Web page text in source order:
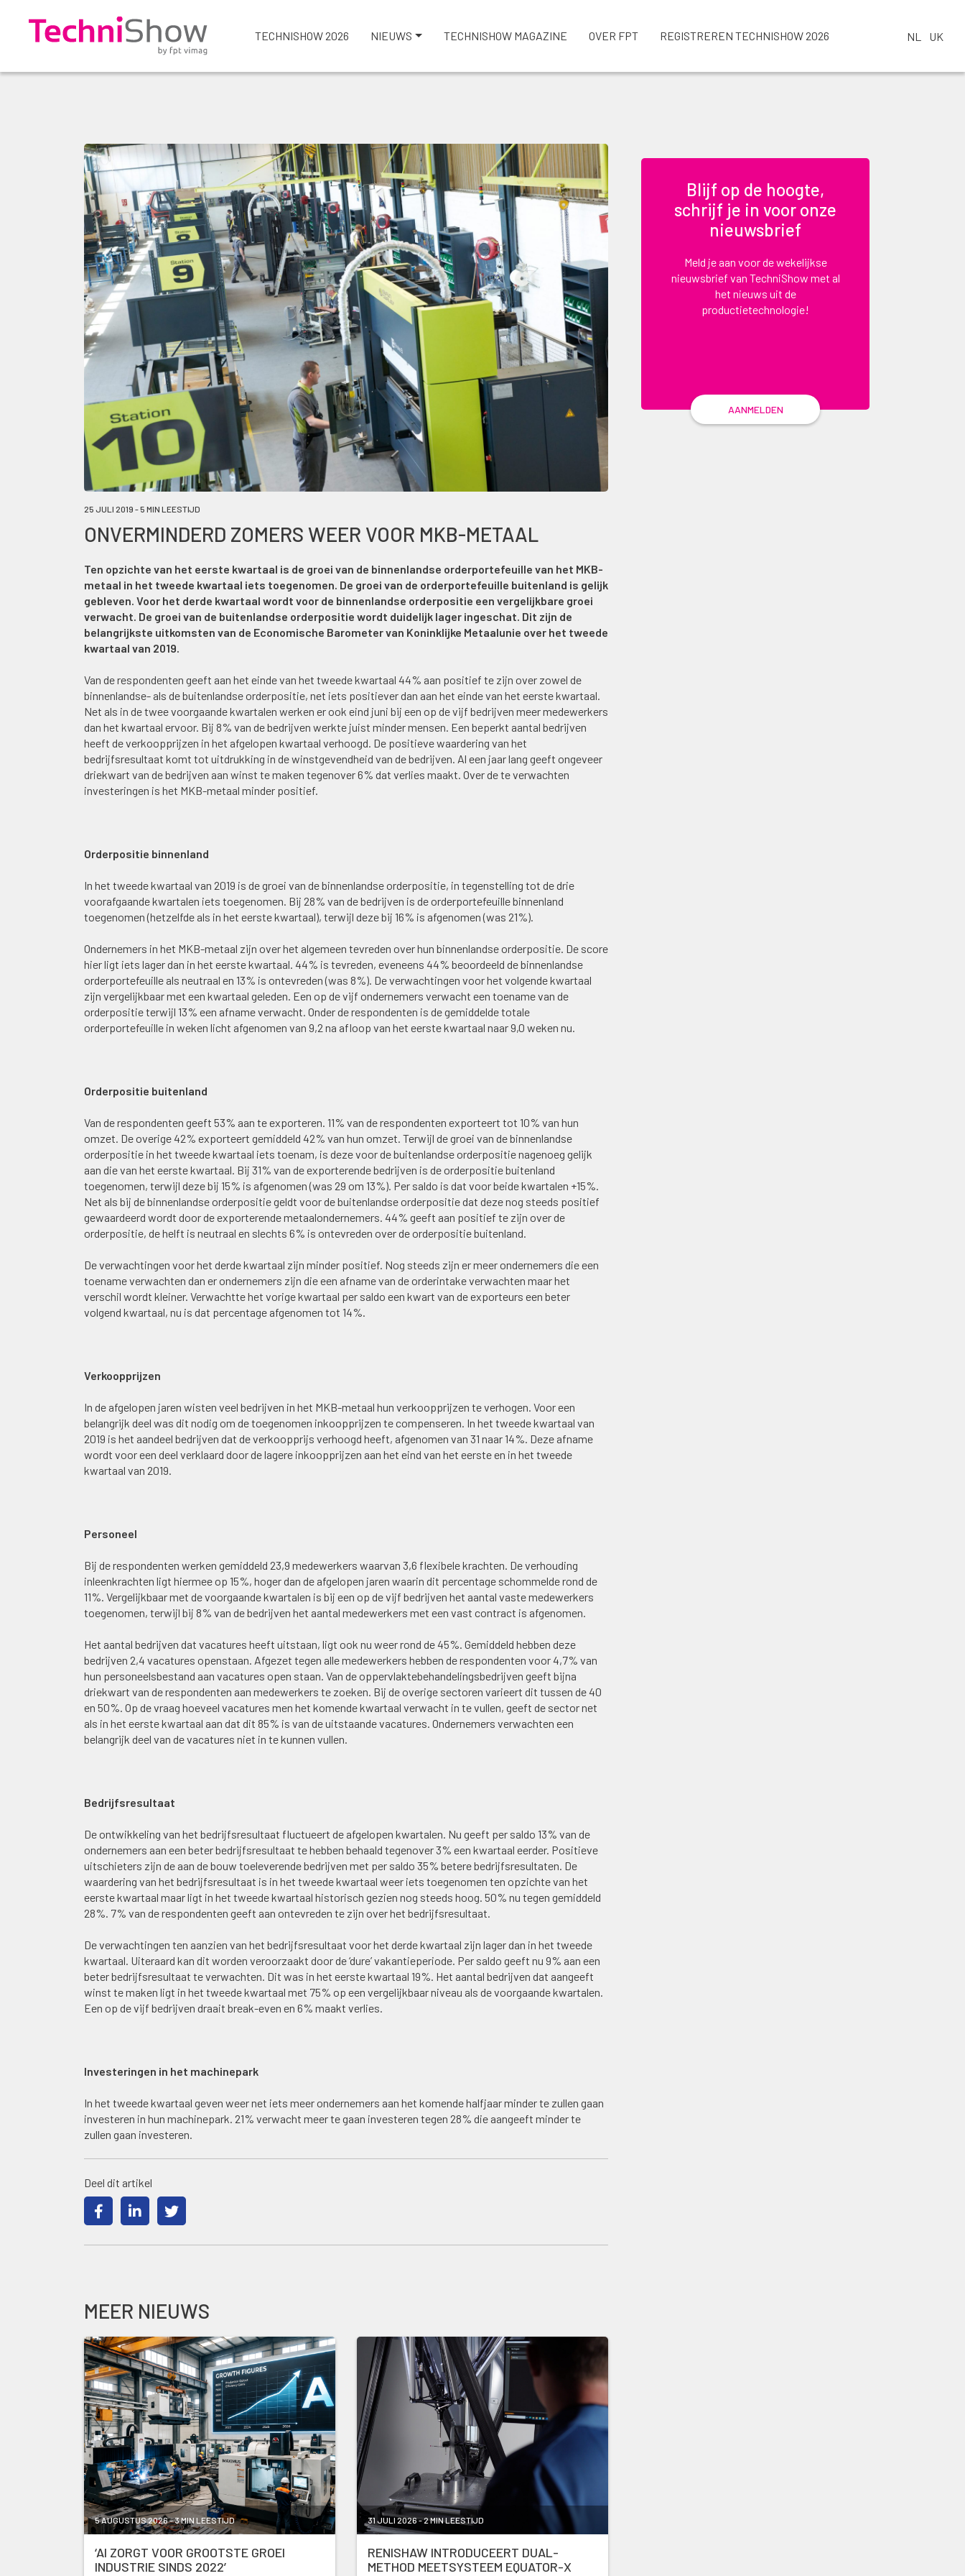
TECHNISHOW 2026 NIEUWS TECHNISHOW MAGAZINE OVER FPT REGISTREREN TECHNISHOW 2026 NL UK
25 JULI 2019 - 5 MIN LEESTIJD
ONVERMINDERD ZOMERS WEER VOOR MKB-METAAL
Ten opzichte van het eerste kwartaal is de groei van de binnenlandse orderportefeuille van het MKB-
metaal in het tweede kwartaal iets toegenomen. De groei van de orderportefeuille buitenland is gelijk
gebleven. Voor het derde kwartaal wordt voor de binnenlandse orderpositie een vergelijkbare groei
verwacht. De groei van de buitenlandse orderpositie wordt duidelijk lager ingeschat. Dit zijn de
belangrijkste uitkomsten van de Economische Barometer van Koninklijke Metaalunie over het tweede
kwartaal van 2019.
Van de respondenten geeft aan het einde van het tweede kwartaal 44% aan positief te zijn over zowel de
binnenlandse- als de buitenlandse orderpositie, net iets positiever dan aan het einde van het eerste kwartaal.
Net als in de twee voorgaande kwartalen werken er ook eind juni bij een op de vijf bedrijven meer medewerkers
dan het kwartaal ervoor. Bij 8% van de bedrijven werkte juist minder mensen. Een beperkt aantal bedrijven
heeft de verkoopprijzen in het afgelopen kwartaal verhoogd. De positieve waardering van het
bedrijfsresultaat komt tot uitdrukking in de winstgevendheid van de bedrijven. Al een jaar lang geeft ongeveer
driekwart van de bedrijven aan winst te maken tegenover 6% dat verlies maakt. Over de te verwachten
investeringen is het MKB-metaal minder positief.
Orderpositie binnenland
In het tweede kwartaal van 2019 is de groei van de binnenlandse orderpositie, in tegenstelling tot de drie
voorafgaande kwartalen iets toegenomen. Bij 28% van de bedrijven is de orderportefeuille binnenland
toegenomen (hetzelfde als in het eerste kwartaal), terwijl deze bij 16% is afgenomen (was 21%).
Ondernemers in het MKB-metaal zijn over het algemeen tevreden over hun binnenlandse orderpositie. De score
hier ligt iets lager dan in het eerste kwartaal. 44% is tevreden, eveneens 44% beoordeeld de binnenlandse
orderportefeuille als neutraal en 13% is ontevreden (was 8%). De verwachtingen voor het volgende kwartaal
zijn vergelijkbaar met een kwartaal geleden. Een op de vijf ondernemers verwacht een toename van de
orderpositie terwijl 13% een afname verwacht. Onder de respondenten is de gemiddelde totale
orderportefeuille in weken licht afgenomen van 9,2 na afloop van het eerste kwartaal naar 9,0 weken nu.
Orderpositie buitenland
Van de respondenten geeft 53% aan te exporteren. 11% van de respondenten exporteert tot 10% van hun
omzet. De overige 42% exporteert gemiddeld 42% van hun omzet. Terwijl de groei van de binnenlandse
orderpositie in het tweede kwartaal iets toenam, is deze voor de buitenlandse orderpositie nagenoeg gelijk
aan die van het eerste kwartaal. Bij 31% van de exporterende bedrijven is de orderpositie buitenland
toegenomen, terwijl deze bij 15% is afgenomen (was 29 om 13%). Per saldo is dat voor beide kwartalen +15%.
Net als bij de binnenlandse orderpositie geldt voor de buitenlandse orderpositie dat deze nog steeds positief
gewaardeerd wordt door de exporterende metaalondernemers. 44% geeft aan positief te zijn over de
orderpositie, de helft is neutraal en slechts 6% is ontevreden over de orderpositie buitenland.
De verwachtingen voor het derde kwartaal zijn minder positief. Nog steeds zijn er meer ondernemers die een
toename verwachten dan er ondernemers zijn die een afname van de orderintake verwachten maar het
verschil wordt kleiner. Verwachtte het vorige kwartaal per saldo een kwart van de exporteurs een beter
volgend kwartaal, nu is dat percentage afgenomen tot 14%.
Verkoopprijzen
In de afgelopen jaren wisten veel bedrijven in het MKB-metaal hun verkoopprijzen te verhogen. Voor een
belangrijk deel was dit nodig om de toegenomen inkoopprijzen te compenseren. In het tweede kwartaal van
2019 is het aandeel bedrijven dat de verkoopprijs verhoogd heeft, afgenomen van 31 naar 14%. Deze afname
wordt voor een deel verklaard door de lagere inkoopprijzen aan het eind van het eerste en in het tweede
kwartaal van 2019.
Personeel
Bij de respondenten werken gemiddeld 23,9 medewerkers waarvan 3,6 flexibele krachten. De verhouding
inleenkrachten ligt hiermee op 15%, hoger dan de afgelopen jaren waarin dit percentage schommelde rond de
11%. Vergelijkbaar met de voorgaande kwartalen is bij een op de vijf bedrijven het aantal vaste medewerkers
toegenomen, terwijl bij 8% van de bedrijven het aantal medewerkers met een vast contract is afgenomen.
Het aantal bedrijven dat vacatures heeft uitstaan, ligt ook nu weer rond de 45%. Gemiddeld hebben deze
bedrijven 2,4 vacatures openstaan. Afgezet tegen alle medewerkers hebben de respondenten voor 4,7% van
hun personeelsbestand aan vacatures open staan. Van de oppervlaktebehandelingsbedrijven geeft bijna
driekwart van de respondenten aan medewerkers te zoeken. Bij de overige sectoren varieert dit tussen de 40
en 50%. Op de vraag hoeveel vacatures men het komende kwartaal verwacht in te vullen, geeft de sector net
als in het eerste kwartaal aan dat dit 85% is van de uitstaande vacatures. Ondernemers verwachten een
belangrijk deel van de vacatures niet in te kunnen vullen.
Bedrijfsresultaat
De ontwikkeling van het bedrijfsresultaat fluctueert de afgelopen kwartalen. Nu geeft per saldo 13% van de
ondernemers aan een beter bedrijfsresultaat te hebben behaald tegenover 3% een kwartaal eerder. Positieve
uitschieters zijn de aan de bouw toeleverende bedrijven met per saldo 35% betere bedrijfsresultaten. De
waardering van het bedrijfsresultaat is in het tweede kwartaal weer iets toegenomen ten opzichte van het
eerste kwartaal maar ligt in het tweede kwartaal historisch gezien nog steeds hoog. 50% nu tegen gemiddeld
28%. 7% van de respondenten geeft aan ontevreden te zijn over het bedrijfsresultaat.
De verwachtingen ten aanzien van het bedrijfsresultaat voor het derde kwartaal zijn lager dan in het tweede
kwartaal. Uiteraard kan dit worden veroorzaakt door de ‘dure’ vakantieperiode. Per saldo geeft nu 9% aan een
beter bedrijfsresultaat te verwachten. Dit was in het eerste kwartaal 19%. Het aantal bedrijven dat aangeeft
winst te maken ligt in het tweede kwartaal met 75% op een vergelijkbaar niveau als de voorgaande kwartalen.
Een op de vijf bedrijven draait break-even en 6% maakt verlies.
Investeringen in het machinepark
In het tweede kwartaal geven weer net iets meer ondernemers aan het komende halfjaar minder te zullen gaan
investeren in hun machinepark. 21% verwacht meer te gaan investeren tegen 28% die aangeeft minder te
zullen gaan investeren.
Deel dit artikel
MEER NIEUWS
5 AUGUSTUS 2026 - 3 MIN LEESTIJD
‘AI ZORGT VOOR GROOTSTE GROEI
INDUSTRIE SINDS 2022’
31 JULI 2026 - 2 MIN LEESTIJD
RENISHAW INTRODUCEERT DUAL-
METHOD MEETSYSTEEM EQUATOR-X
Blijf op de hoogte,
schrijf je in voor onze
nieuwsbrief
Meld je aan voor de wekelijkse
nieuwsbrief van TechniShow met al
het nieuws uit de
productietechnologie!
AANMELDEN